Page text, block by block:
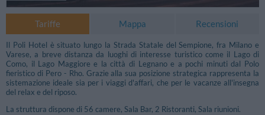
Tariffe Mappa Recensioni
Il Poli Hotel è situato lungo la Strada Statale del Sempione, fra Milano e
Varese, a breve distanza da luoghi di interesse turistico come il Lago di
Como, il Lago Maggiore e la città di Legnano e a pochi minuti dal Polo
fieristico di Pero - Rho. Grazie alla sua posizione strategica rappresenta la
sistemazione ideale sia per i viaggi d'affari, che per le vacanze all'insegna
del relax e del riposo.
La struttura dispone di 56 camere, Sala Bar, 2 Ristoranti, Sala riunioni.